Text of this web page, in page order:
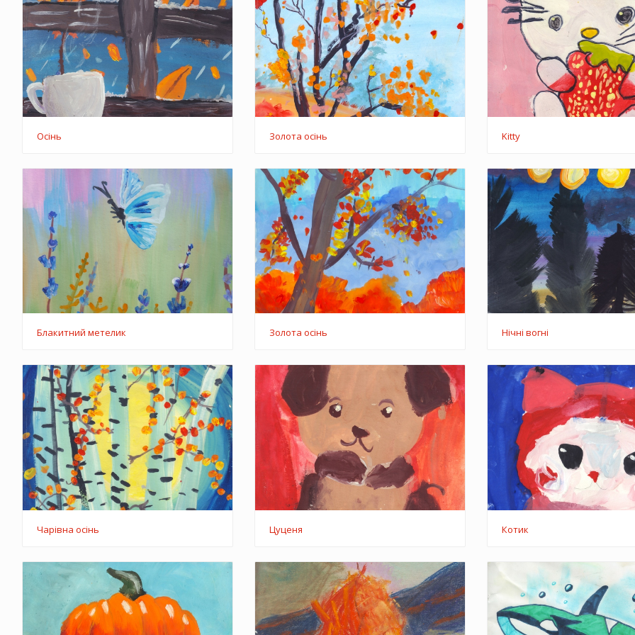
Осінь Золота осінь Kitty
Блакитний метелик Золота осінь Нічні вогні
Чарівна осінь Цуценя Котик